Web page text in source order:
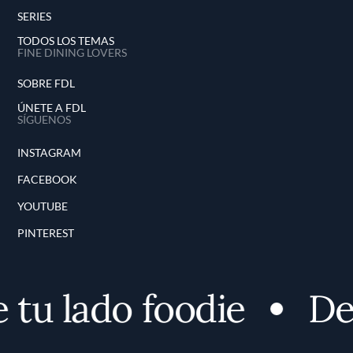
SERIES
TODOS LOS TEMAS
FINE DINING LOVERS
SOBRE FDL
ÚNETE A FDL
SÍGUENOS
INSTAGRAM
FACEBOOK
YOUTUBE
PINTEREST
lado foodie